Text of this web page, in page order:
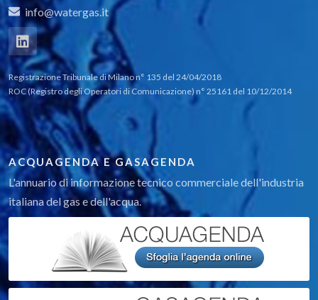
info@watergas.it
Registrazione Tribunale di Milano n° 135 del 24/04/2018
ROC (Registro degli Operatori di Comunicazione) n° 25161 del 10/12/2014
ACQUAGENDA E GASAGENDA
L'annuario di informazione tecnico commerciale dell'industria
italiana del gas e dell'acqua.